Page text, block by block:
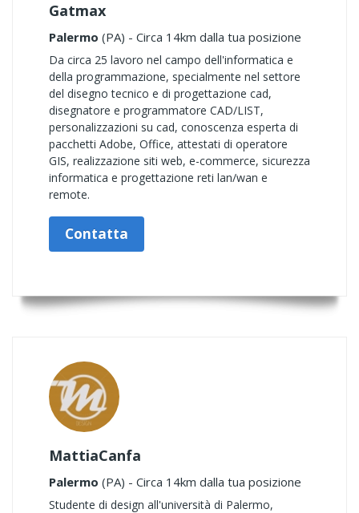
Gatmax
Palermo (PA) - Circa 14km dalla tua posizione
Da circa 25 lavoro nel campo dell'informatica e
della programmazione, specialmente nel settore
del disegno tecnico e di progettazione cad,
disegnatore e programmatore CAD/LIST,
personalizzazioni su cad, conoscenza esperta di
pacchetti Adobe, Office, attestati di operatore
GIS, realizzazione siti web, e-commerce, sicurezza
informatica e progettazione reti lan/wan e
remote.
Contatta
MattiaCanfa
Palermo (PA) - Circa 14km dalla tua posizione
Studente di design all'università di Palermo,